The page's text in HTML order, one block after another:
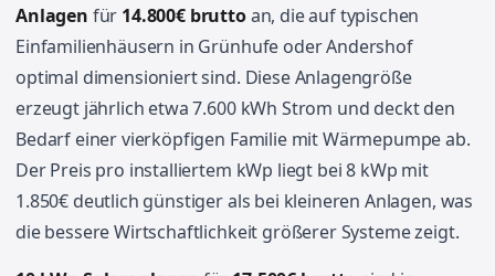
Anlagen für 14.800€ bruttoan, die auf typischen
Einfamilienhäusern in Grünhufe oder Andershof
optimal dimensioniert sind. Diese Anlagengröße
erzeugt jährlich etwa 7.600 kWh Strom und deckt den
Bedarf einer vierköpfigen Familie mit Wärmepumpe ab.
Der Preis pro installiertem kWp liegt bei 8 kWp mit
1.850€ deutlich günstiger als bei kleineren Anlagen, was
die bessere Wirtschaftlichkeit größerer Systeme zeigt.